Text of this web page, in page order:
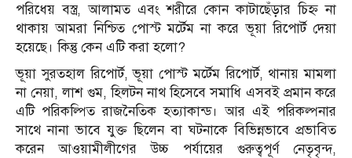
পরিধেয় বস্ত্র, আলামত এবং শরীরে কোন কাটাছেঁড়ার চিহ্ন না
থাকায় আমরা নিশ্চিত পোস্ট মর্টেম না করে ভূয়া রিপোর্ট দেয়া
হয়েছে। কিন্তু কেন এটি করা হলো?
ভূয়া সুরতহাল রিপোর্ট, ভূয়া পোস্ট মর্টেম রিপোর্ট, থানায় মামলা
না নেয়া, লাশ গুম, হিলটন নাথ হিসেবে সমাধি এসবই প্রমান করে
এটি পরিকল্পিত রাজনৈতিক হত্যাকান্ড। আর এই পরিকল্পনার
সাথে নানা ভাবে যুক্ত ছিলেন বা ঘটনাকে বিভিন্নভাবে প্রভাবিত
করেন আওয়ামীলীগের উচ্চ পর্যায়ের গুরুত্বপূর্ণ নেতৃবৃন্দ,